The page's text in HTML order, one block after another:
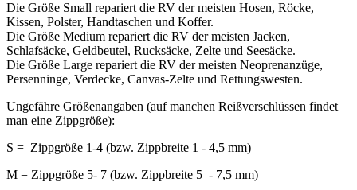
Die Größe Small repariert die RV der meisten Hosen, Röcke,
Kissen, Polster, Handtaschen und Koffer.
Die Größe Medium repariert die RV der meisten Jacken,
Schlafsäcke, Geldbeutel, Rucksäcke, Zelte und Seesäcke.
Die Größe Large repariert die RV der meisten Neoprenanzüge,
Persenninge, Verdecke, Canvas-Zelte und Rettungswesten.
Ungefähre Größenangaben (auf manchen Reißverschlüssen findet
man eine Zippgröße):
S = Zippgröße 1-4 (bzw. Zippbreite 1 - 4,5 mm)
M = Zippgröße 5- 7 (bzw. Zippbreite 5 - 7,5 mm)